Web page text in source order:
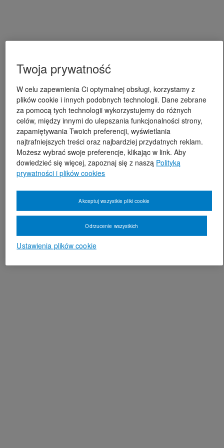
Twoja prywatność
W celu zapewnienia Ci optymalnej obsługi, korzystamy z
plików cookie i innych podobnych technologii. Dane zebrane
za pomocą tych technologii wykorzystujemy do różnych
celów, między innymi do ulepszania funkcjonalności strony,
zapamiętywania Twoich preferencji, wyświetlania
najtrafniejszych treści oraz najbardziej przydatnych reklam.
Możesz wybrać swoje preferencje, klikając w link. Aby
dowiedzieć się więcej, zapoznaj się z naszą Polityką
prywatności i plików cookies
Ustawienia plików cookie
Odrzucenie wszystkich
Akceptuj wszystkie pliki cookie